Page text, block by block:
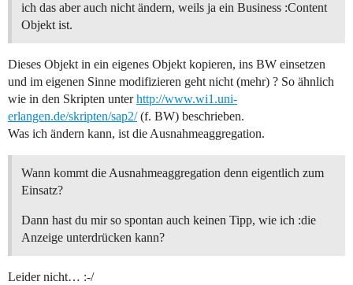
ich das aber auch nicht ändern, weils ja ein Business :Content
Objekt ist.
Dieses Objekt in ein eigenes Objekt kopieren, ins BW einsetzen
und im eigenen Sinne modifizieren geht nicht (mehr) ? So ähnlich
wie in den Skripten unterhttp://www.wi1.uni-
erlangen.de/skripten/sap2/(f. BW) beschrieben.
Was ich ändern kann, ist die Ausnahmeaggregation.
Wann kommt die Ausnahmeaggregation denn eigentlich zum
Einsatz?
Dann hast du mir so spontan auch keinen Tipp, wie ich :die
Anzeige unterdrücken kann?
Leider nicht… :-/